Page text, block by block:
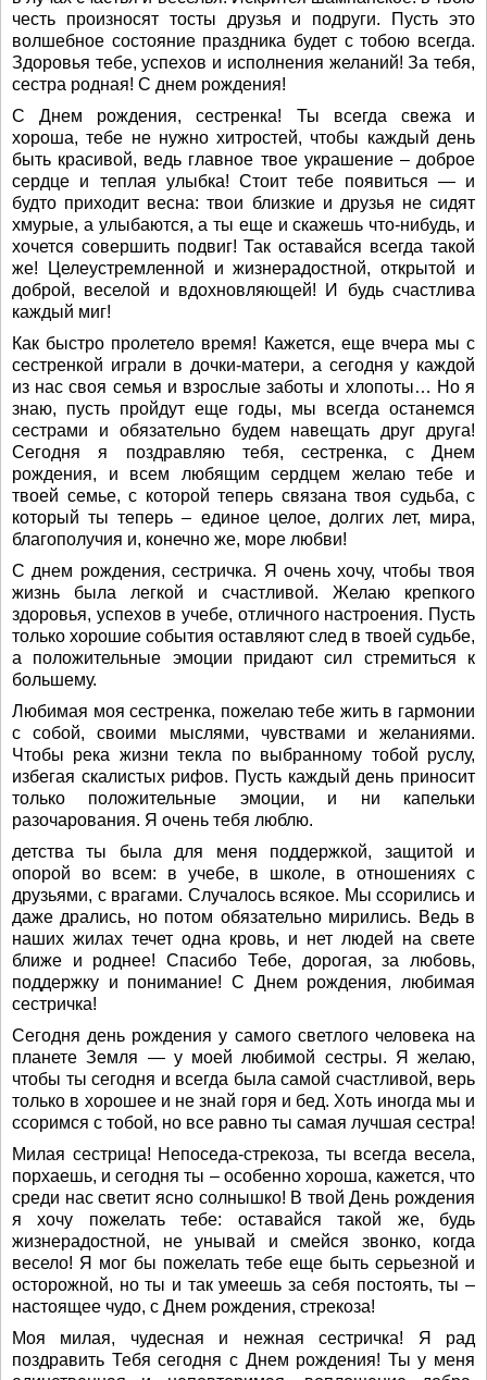
честь произносят тосты друзья и подруги. Пусть это
волшебное состояние праздника будет с тобою всегда.
Здоровья тебе, успехов и исполнения желаний! За тебя,
сестра родная! С днем рождения!
С Днем рождения, сестренка! Ты всегда свежа и
хороша, тебе не нужно хитростей, чтобы каждый день
быть красивой, ведь главное твое украшение – доброе
сердце и теплая улыбка! Стоит тебе появиться — и
будто приходит весна: твои близкие и друзья не сидят
хмурые, а улыбаются, а ты еще и скажешь что-нибудь, и
хочется совершить подвиг! Так оставайся всегда такой
же! Целеустремленной и жизнерадостной, открытой и
доброй, веселой и вдохновляющей! И будь счастлива
каждый миг!
Как быстро пролетело время! Кажется, еще вчера мы с
сестренкой играли в дочки-матери, а сегодня у каждой
из нас своя семья и взрослые заботы и хлопоты… Но я
знаю, пусть пройдут еще годы, мы всегда останемся
сестрами и обязательно будем навещать друг друга!
Сегодня я поздравляю тебя, сестренка, с Днем
рождения, и всем любящим сердцем желаю тебе и
твоей семье, с которой теперь связана твоя судьба, с
который ты теперь – единое целое, долгих лет, мира,
благополучия и, конечно же, море любви!
С днем рождения, сестричка. Я очень хочу, чтобы твоя
жизнь была легкой и счастливой. Желаю крепкого
здоровья, успехов в учебе, отличного настроения. Пусть
только хорошие события оставляют след в твоей судьбе,
а положительные эмоции придают сил стремиться к
большему.
Любимая моя сестренка, пожелаю тебе жить в гармонии
с собой, своими мыслями, чувствами и желаниями.
Чтобы река жизни текла по выбранному тобой руслу,
избегая скалистых рифов. Пусть каждый день приносит
только положительные эмоции, и ни капельки
разочарования. Я очень тебя люблю.
детства ты была для меня поддержкой, защитой и
опорой во всем: в учебе, в школе, в отношениях с
друзьями, с врагами. Случалось всякое. Мы ссорились и
даже дрались, но потом обязательно мирились. Ведь в
наших жилах течет одна кровь, и нет людей на свете
ближе и роднее! Спасибо Тебе, дорогая, за любовь,
поддержку и понимание! С Днем рождения, любимая
сестричка!
Сегодня день рождения у самого светлого человека на
планете Земля — у моей любимой сестры. Я желаю,
чтобы ты сегодня и всегда была самой счастливой, верь
только в хорошее и не знай горя и бед. Хоть иногда мы и
ссоримся с тобой, но все равно ты самая лучшая сестра!
Милая сестрица! Непоседа-стрекоза, ты всегда весела,
порхаешь, и сегодня ты – особенно хороша, кажется, что
среди нас светит ясно солнышко! В твой День рождения
я хочу пожелать тебе: оставайся такой же, будь
жизнерадостной, не унывай и смейся звонко, когда
весело! Я мог бы пожелать тебе еще быть серьезной и
осторожной, но ты и так умеешь за себя постоять, ты –
настоящее чудо, с Днем рождения, стрекоза!
Моя милая, чудесная и нежная сестричка! Я рад
поздравить Тебя сегодня с Днем рождения! Ты у меня